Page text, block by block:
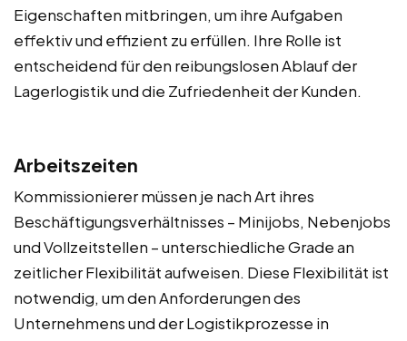
Eigenschaften mitbringen, um ihre Aufgaben
effektiv und effizient zu erfüllen. Ihre Rolle ist
entscheidend für den reibungslosen Ablauf der
Lagerlogistik und die Zufriedenheit der Kunden.
Arbeitszeiten
Kommissionierer müssen je nach Art ihres
Beschäftigungsverhältnisses – Minijobs, Nebenjobs
und Vollzeitstellen – unterschiedliche Grade an
zeitlicher Flexibilität aufweisen. Diese Flexibilität ist
notwendig, um den Anforderungen des
Unternehmens und der Logistikprozesse in